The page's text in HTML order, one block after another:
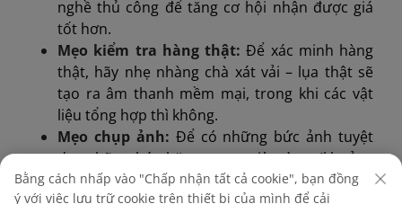
nghề thủ công để tăng cơ hội nhận được giá
tốt hơn.
Mẹo kiểm tra hàng thật: Để xác minh hàng
thật, hãy nhẹ nhàng chà xát vải – lụa thật sẽ
tạo ra âm thanh mềm mại, trong khi các vật
liệu tổng hợp thì không.
Mẹo chụp ảnh: Để có những bức ảnh tuyệt
đẹp, hãy ghé thăm trong giờ vàng (khoảng
07:00 - 08:00 sáng hoặc 04:00 - 05:00 chiều).
Bằng cách nhấp vào "Chấp nhận tất cả cookie", bạn đồng
ý với việc lưu trữ cookie trên thiết bị của mình để cải